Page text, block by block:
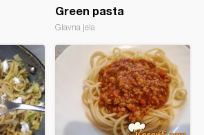
Green pasta
Glavna jela